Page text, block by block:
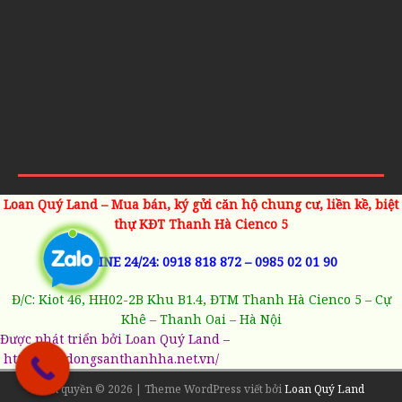
Loan Quý Land – Mua bán, ký gửi căn hộ chung cư, liền kề, biệt
thự KĐT Thanh Hà Cienco 5
HOTLINE 24/24: 0918 818 872 –0985 02 01 90
Đ/C: Kiot 46, HH02-2B Khu B1.4, ĐTM Thanh Hà Cienco 5 – Cự
Khê – Thanh Oai – Hà Nội
Được phát triển bởi Loan Quý Land –
https://batdongsanthanhha.net.vn/
Bản quyền © 2026 | Theme WordPress viết bởiLoan Quý Land